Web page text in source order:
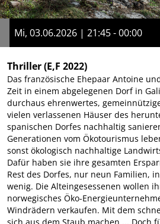
Mi, 03.06.2026 | 21:45 - 00:00
Thriller(E,F 2022)
Das französische Ehepaar Antoine
Zeit in einem abgelegenen Dorf in
durchaus ehrenwertes,
vielen verlassenen Häuser des
spanischen Dorfes nachhaltig
Generationen vom Ökotourismus
sonst ökologisch nachhaltige
Dafür haben sie ihre gesamten
Rest des Dorfes, nur neun Familien,
wenig. Die Alteingesessenen wollen
norwegisches Öko-
Windrädern verkaufen. Mit dem